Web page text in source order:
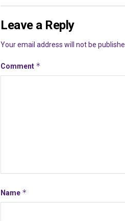
Leave a Reply
Your email address will not be
Comment *
Name *